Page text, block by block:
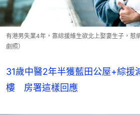
有港男失業4年，靠綜援維生欲北上娶妻生子，惹
劇照）
31歲中醫2年半獲藍田公屋+綜援
樓 房署這樣回應